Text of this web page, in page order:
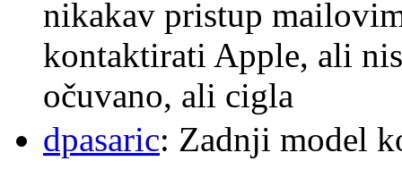
nikakav pristup
kontaktirati Apple, ali
očuvano, ali cigla
dpasaric: Zadnji model